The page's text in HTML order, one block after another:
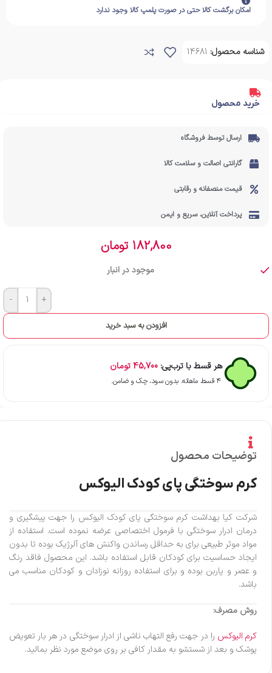
امکان برگشت کالا حتی در صورت پلمپ کالا وجود ندارد
شناسه محصول: 14681
خرید محصول
ارسال توسط فروشگاه
گارانتی اصالت و سلامت کالا
قیمت منصفانه و رقابتی
پرداخت آنلاین، سریع و ایمن
182,800 تومان
موجود در انبار
- +
افزودن به سبد خرید
هر قسط با ترب‌پی: 45,700تومان
۴ قسط ماهانه. بدون سود، چک و ضامن.
توضیحات محصول
کرم سوختگی پای کودک الیوکس
شرکت کیا بهداشت کرم سوختگی پای کودک الیوکس را جهت پیشگیری و
درمان ادرار سوختگی با فرمول اختصاصی عرضه نموده است. استفاده از
مواد موثر طبیعی برای به حداقل رساندن واکنش های آلرژیک بوده تا بدون
ایجاد حساسیت برای کودکان قابل استفاده باشد. این محصول فاقد رنگ
و عصر و پاربن بوده و برای استفاده روزانه نوزادان و کودکان مناسب می
باشد.
روش مصرف:
کرم الیوکس را در جهت رفع التهاب ناشی از ادرار سوختگی در هر بار تعویض
پوشک و بعد از شستشو به مقدار کافی بر روی موضع مورد نظر بمالید.